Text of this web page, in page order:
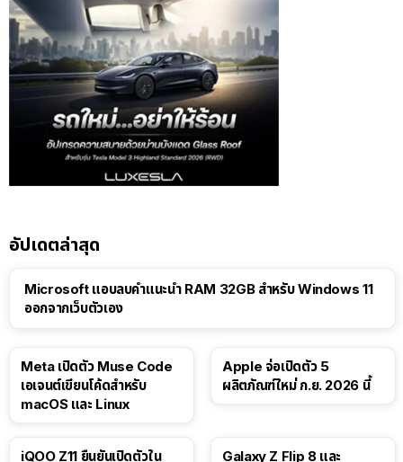
อัปเดตล่าสุด
Microsoft แอบลบคำแนะนำ RAM 32GB สำหรับ Windows 11
ออกจากเว็บตัวเอง
Meta เปิดตัว Muse Code
เอเจนต์เขียนโค้ดสำหรับ
macOS และ Linux
Apple จ่อเปิดตัว 5
ผลิตภัณฑ์ใหม่ ก.ย. 2026 นี้
iQOO Z11 ยืนยันเปิดตัวใน
Galaxy Z Flip 8 และ